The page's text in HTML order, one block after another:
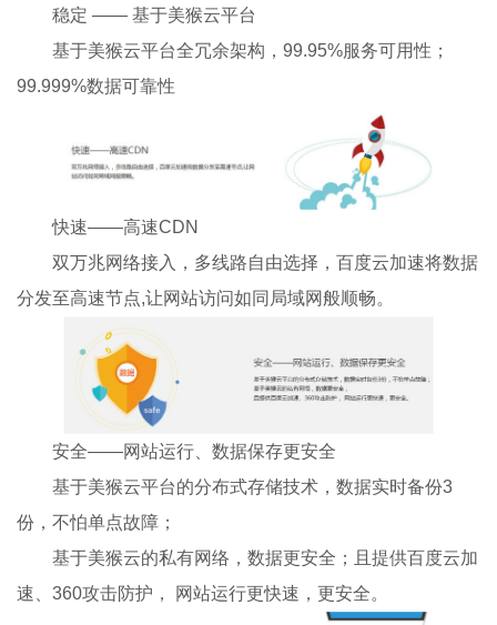
稳定 —— 基于美猴云平台
基于美猴云平台全冗余架构，99.95%服务可用性；
99.999%数据可靠性
快速——高速CDN
双万兆网络接入，多线路自由选择，百度云加速将数据
分发至高速节点,让网站访问如同局域网般顺畅。
安全——网站运行、数据保存更安全
基于美猴云平台的分布式存储技术，数据实时备份3
份，不怕单点故障；
基于美猴云的私有网络，数据更安全；且提供百度云加
速、360攻击防护， 网站运行更快速，更安全。